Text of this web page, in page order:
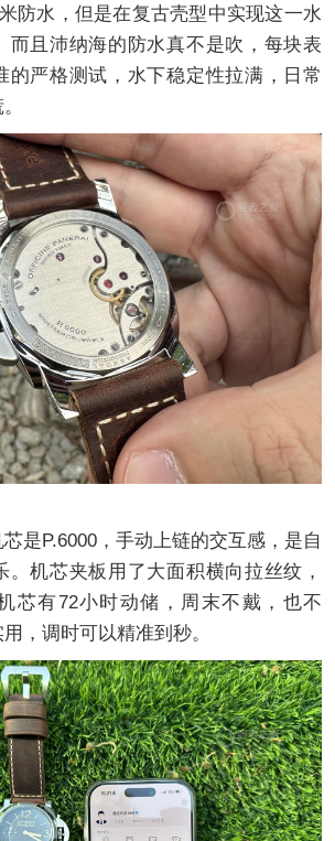
防水，但是在复古壳型中实现这一水
而且沛纳海的防水真不是吹，每块表
的严格测试，水下稳定性拉满，日常
是P.6000，手动上链的交互感，是自
。机芯夹板用了大面积横向拉丝纹，
芯有72小时动储，周末不戴，也不
，调时可以精准到秒。